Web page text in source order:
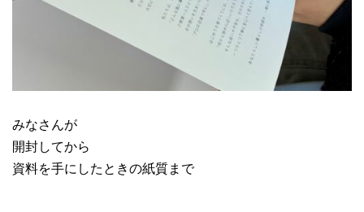
みなさんが
開封してから
資料を手にしたときの紙質まで